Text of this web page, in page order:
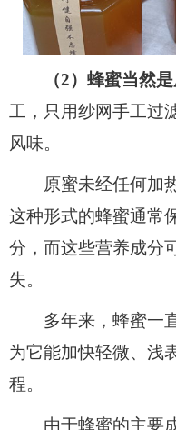
（2）蜂蜜当然
工，只用纱网手工过
风味。
原蜜未经任何加热
这种形式的蜂蜜通常
分，而这些营养成分
失。
多年来，蜂蜜一直
为它能加快轻微、浅
程。
由于蜂蜜的主要成